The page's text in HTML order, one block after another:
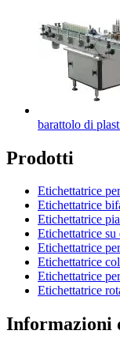
barattolo di
Prodotti
Etichettatrice
Etichettatrice
Etichettatrice
Etichettatrice su
Etichettatrice
Etichettatrice
Etichettatrice
Etichettatrice
Informazioni